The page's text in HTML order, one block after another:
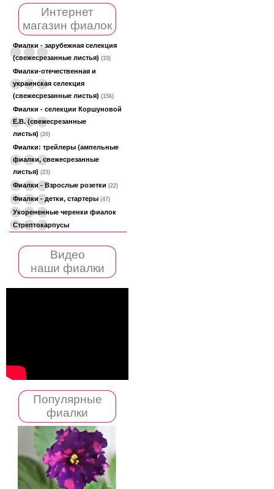
Интернет
магазин фиалок
Фиалки - зарубежная селекция
(свежесрезанные листья) (33)
Фиалки-отечественная и
украинская селекция
(свежесрезанные листья) (156)
Фиалки - селекции Коршуновой
Е.В. (свежесрезанные
листья) (20)
Фиалки: трейлеры (ампельные
фиалки, свежесрезанные
листья) (23)
Фиалки - Взрослые розетки (22)
Фиалки - детки, стартеры (47)
Укорененные черенки фиалок
Стрептокарпусы
Видео
наши фиалки
Популярные
фиалки